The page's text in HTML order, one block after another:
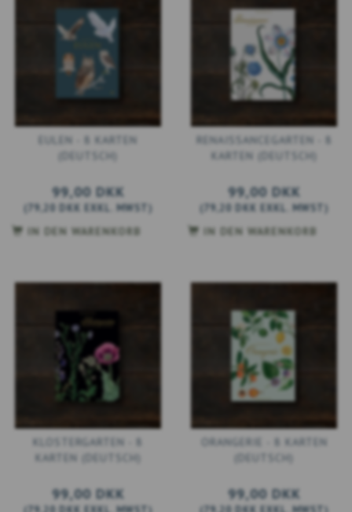
EULEN - 8 KARTEN
(DEUTSCH)
99,00 DKK
79,20 DKK EXKL. MWST
IN DEN WARENKORB
RENAISSANCEGARTEN - 8
KARTEN (DEUTSCH)
99,00 DKK
79,20 DKK EXKL. MWST
IN DEN WARENKORB
KLOSTERGARTEN - 8
KARTEN (DEUTSCH)
99,00 DKK
79,20 DKK EXKL. MWST
ORANGERIE - 8 KARTEN
(DEUTSCH)
99,00 DKK
79,20 DKK EXKL. MWST